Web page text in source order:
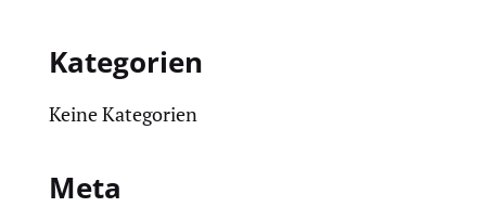
Kategorien
Keine Kategorien
Meta